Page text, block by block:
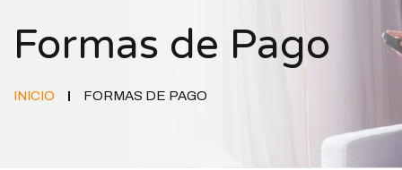
Formas de Pago
INICIO FORMAS DE PAGO